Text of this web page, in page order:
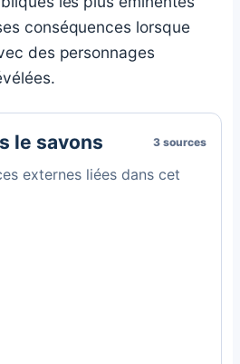
conséquences lorsque
des personnages
le savons 3 sources
externes liées dans cet